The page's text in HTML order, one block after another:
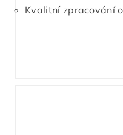
Kvalitní zpracování